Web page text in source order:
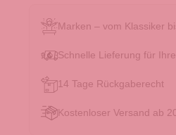
Marken – vom Klassiker
Schnelle Lieferung für
14 Tage Rückgaberecht
Kostenloser Versand ab